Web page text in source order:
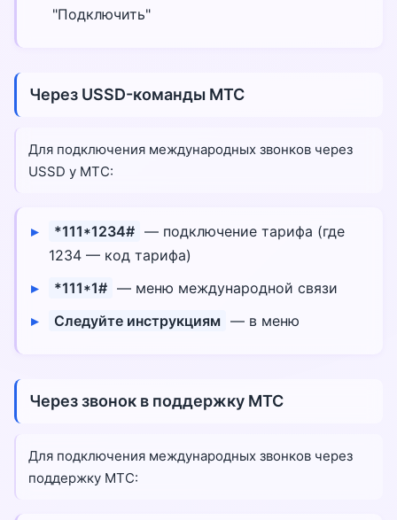
"Подключить"
Через USSD-команды МТС
Для подключения международных звонков через
USSD у МТС:
*111*1234# — подключение тарифа (где
1234 — код тарифа)
*111*1# — меню международной связи
Следуйте инструкциям — в меню
Через звонок в поддержку МТС
Для подключения международных звонков через
поддержку МТС: